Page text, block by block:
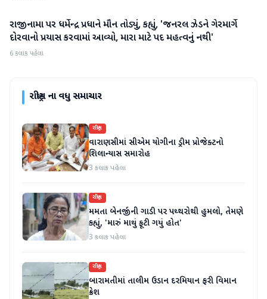
રાષ્ટ્રીય
રાજીનામા પર ધર્મેન્દ્ર પ્રધાને મૌન તોડ્યું, કહ્યું, 'જનરલ ઝેડને ગેરમાર્ગે
દોરવાનો પ્રયાસ કરવામાં આવ્યો, મારા માટે પદ મહત્વનું નથી'
6 કલાક પહેલા
રાષ્ટ્રીયના વધુ સમાચાર
રાષ્ટ્રીય
વારાણસીમાં સીએમ યોગીના ડ્રીમ પ્રોજેક્ટનો
શિલાન્યાસ સમારોહ
3 કલાક પહેલા
રાષ્ટ્રીય
મમતા બેનર્જીની ગાડી પર પથ્થરોથી હુમલો, તેમણે
કહ્યું, 'મારું માથું ફૂટી ગયું હોત'
3 કલાક પહેલા
રાષ્ટ્રીય
બારામતીમાં તાલીમ ઉડાન દરમિયાન ફરી વિમાન
ક્રેશ